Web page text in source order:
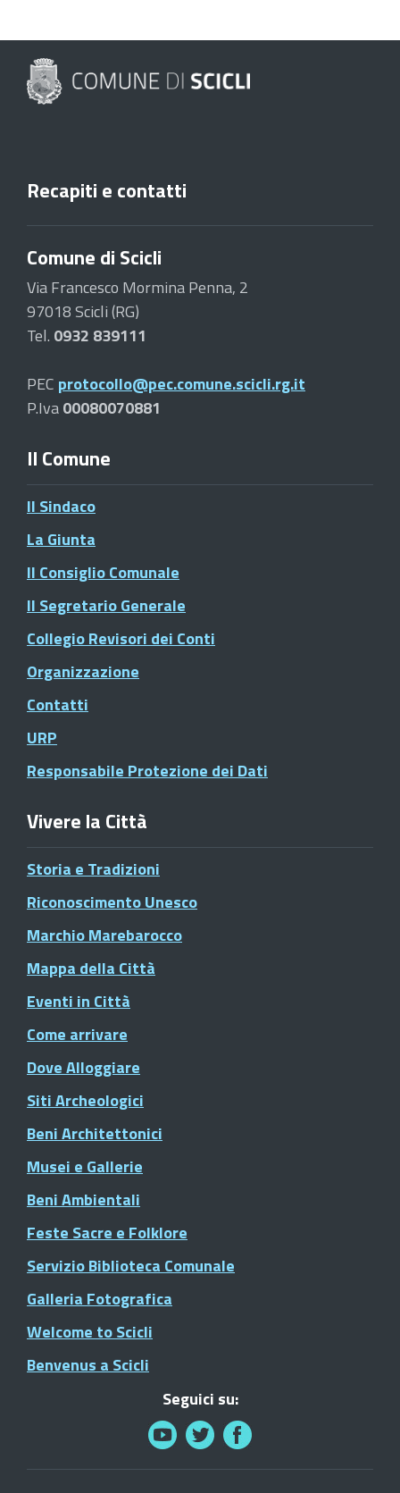
Recapiti e contatti
Comune di Scicli
Via Francesco Mormina Penna, 2
97018 Scicli (RG)
Tel. 0932 839111
PEC protocollo@pec.comune.scicli.rg.it
P.Iva00080070881
Il Comune
Il Sindaco
La Giunta
Il Consiglio Comunale
Il Segretario Generale
Collegio Revisori dei Conti
Organizzazione
Contatti
URP
Responsabile Protezione dei Dati
Vivere la Città
Storia e Tradizioni
Riconoscimento Unesco
Marchio Marebarocco
Mappa della Città
Eventi in Città
Come arrivare
Dove Alloggiare
Siti Archeologici
Beni Architettonici
Musei e Gallerie
Beni Ambientali
Feste Sacre e Folklore
Servizio Biblioteca Comunale
Galleria Fotografica
Welcome to Scicli
Benvenus a Scicli
Seguici su: